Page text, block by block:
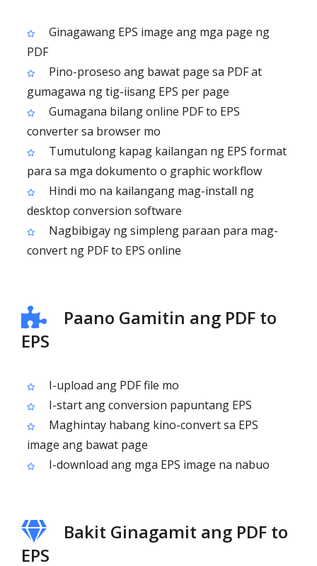
Ginagawang EPS image ang mga page ng
PDF
Pino-proseso ang bawat page sa PDF at
gumagawa ng tig-iisang EPS per page
Gumagana bilang online PDF to EPS
converter sa browser mo
Tumutulong kapag kailangan ng EPS format
para sa mga dokumento o graphic workflow
Hindi mo na kailangang mag-install ng
desktop conversion software
Nagbibigay ng simpleng paraan para mag-
convert ng PDF to EPS online
Paano Gamitin ang PDF to
EPS
I-upload ang PDF file mo
I-start ang conversion papuntang EPS
Maghintay habang kino-convert sa EPS
image ang bawat page
I-download ang mga EPS image na nabuo
Bakit Ginagamit ang PDF to
EPS